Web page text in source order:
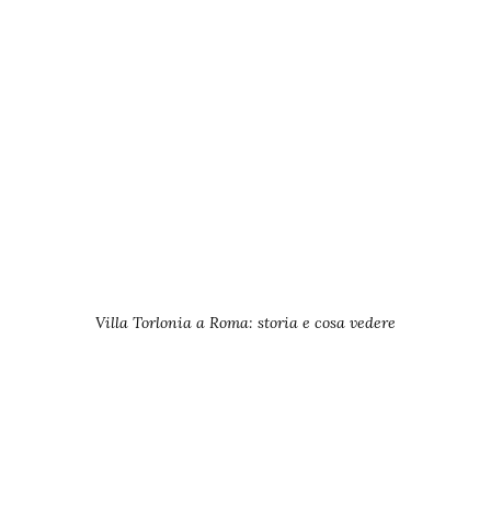
Villa Torlonia a Roma: storia e cosa vedere